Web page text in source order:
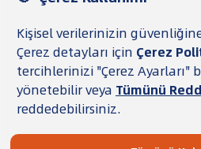
₺2.000.000120